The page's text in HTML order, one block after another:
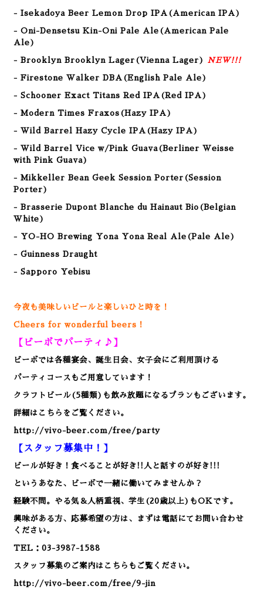
- Isekadoya Beer Lemon Drop IPA(American IPA)
- Oni-Densetsu Kin-Oni Pale Ale(American Pale
Ale)
- Brooklyn Brooklyn Lager(Vienna Lager) NEW!!!
- Firestone Walker DBA(English Pale Ale)
- Schooner Exact Titans Red IPA(Red IPA)
- Modern Times Fraxos(Hazy IPA)
- Wild Barrel Hazy Cycle IPA(Hazy IPA)
- Wild Barrel Vice w/Pink Guava(Berliner Weisse
with Pink Guava)
- Mikkeller Bean Geek Session Porter(Session
Porter)
- Brasserie Dupont Blanche du Hainaut Bio(Belgian
White)
- YO-HO Brewing Yona Yona Real Ale(Pale Ale)
- Guinness Draught
- Sapporo Yebisu
今夜も美味しいビールと楽しいひと時を！
Cheers for wonderful beers！
【ビーボでパーティ♪】
ビーボでは各種宴会、誕生日会、女子会にご利用頂ける
パーティコースもご用意しています！
クラフトビール(5種類)も飲み放題になるプランもございます。
詳細はこちらをご覧ください。
http://vivo-beer.com/free/party
【スタッフ募集中！】
ビールが好き！食べることが好き!!人と話すのが好き!!!
というあなた、ビーボで一緒に働いてみませんか？
経験不問。やる気＆人柄重視、学生(20歳以上)もOKです。
興味がある方、応募希望の方は、まずは電話にてお問い合わせ
ください。
TEL：03-3987-1588
スタッフ募集のご案内はこちらもご覧ください。
http://vivo-beer.com/free/9-jin